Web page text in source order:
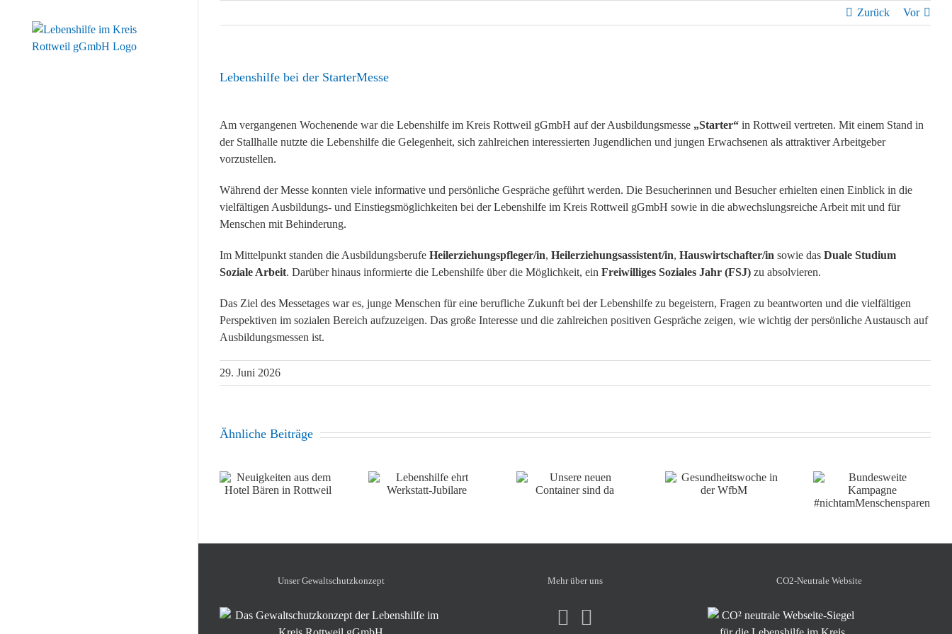
springen
Zurück Vor
Lebenshilfe bei der StarterMesse
grösseres
Bild
Am vergangenen Wochenende war die Lebenshilfe im Kreis Rottweil gGmbH auf der Ausbildungsmesse „Starter“ in Rottweil vertreten. Mit einem Stand in
der Stallhalle nutzte die Lebenshilfe die Gelegenheit, sich zahlreichen interessierten Jugendlichen und jungen Erwachsenen als attraktiver Arbeitgeber
vorzustellen.
Während der Messe konnten viele informative und persönliche Gespräche geführt werden. Die Besucherinnen und Besucher erhielten einen Einblick in die
vielfältigen Ausbildungs- und Einstiegsmöglichkeiten bei der Lebenshilfe im Kreis Rottweil gGmbH sowie in die abwechslungsreiche Arbeit mit und für
Menschen mit Behinderung.
Im Mittelpunkt standen die Ausbildungsberufe Heilerziehungspfleger/in, Heilerziehungsassistent/in, Hauswirtschafter/in sowie das Duale Studium
Soziale Arbeit. Darüber hinaus informierte die Lebenshilfe über die Möglichkeit, ein Freiwilliges Soziales Jahr (FSJ) zu absolvieren.
Das Ziel des Messetages war es, junge Menschen für eine berufliche Zukunft bei der Lebenshilfe zu begeistern, Fragen zu beantworten und die vielfältigen
Perspektiven im sozialen Bereich aufzuzeigen. Das große Interesse und die zahlreichen positiven Gespräche zeigen, wie wichtig der persönliche Austausch auf
Ausbildungsmessen ist.
29. Juni 2026
Ähnliche Beiträge
Lebenshilfe ehrt
Unsere neuen
Gesundheitswoche in
Bundesweite
Neuigkeiten aus dem
Hotel Bären in Rottweil
Unser Gewalt­schutz­konzept Mehr über uns CO2-Neutrale Website